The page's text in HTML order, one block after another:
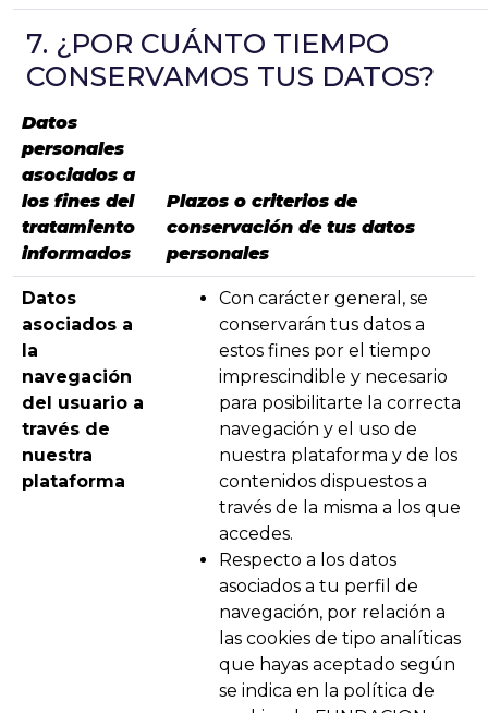
7. ¿POR CUÁNTO TIEMPO
CONSERVAMOS TUS DATOS?
Datos
personales
asociados a
los fines del
tratamiento
informados
Plazos o criterios de
conservación de tus datos
personales
Datos
asociados a
la
navegación
del usuario a
través de
nuestra
plataforma
Con carácter general, se
conservarán tus datos a
estos fines por el tiempo
imprescindible y necesario
para posibilitarte la correcta
navegación y el uso de
nuestra plataforma y de los
contenidos dispuestos a
través de la misma a los que
accedes.
Respecto a los datos
asociados a tu perfil de
navegación, por relación a
las cookies de tipo analíticas
que hayas aceptado según
se indica en la política de